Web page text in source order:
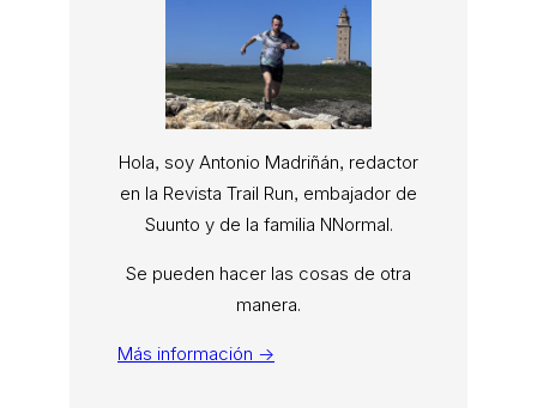
Hola, soy Antonio Madriñán, redactor
en la Revista Trail Run, embajador de
Suunto y de la familia NNormal.
Se pueden hacer las cosas de otra
manera.
Más información →